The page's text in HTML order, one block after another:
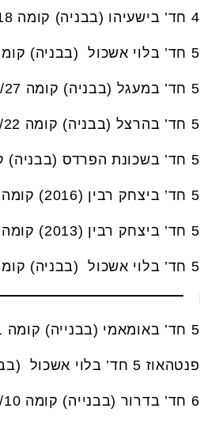
4 חד’ בישעיהו (בבניה) קומה 5/18, 109 מ”ר. נמכרה בכ- 3.31 מליון ₪.
5 חד’ בלוי אשכול (בבניה) קומה 3/13, 119 מ”ר. נמכרה בכ- 4.01 מליון ₪.
5 חד’ במעגל (בבניה) קומה 13/27, 125 מ”ר. נמכרה ב- 3.6 מליון ₪.
5 חד’ בהרצל (בבניה) קומה 18/22, 124 מ”ר. נמכרה ב- 3.7 מליון ₪.
5 חד’ בשכונת הפרדס (בבניה) קומה 3/12, 122 מ”ר. נמכרה בכ- 3.75 מליון ₪.
5 חד’ ביצחק רבין (2016) קומה 4/11, 108 מ”ר, 2 חניות. נמכרה ב- 3.8 מליון ₪.
5 חד’ ביצחק רבין (2013) קומה 8/23, 138מ”ר, 2 חניות. נמכרה בכ- 3.95 מליון ₪.
5 חד’ בלוי אשכול (בבניה) קומה 15/18, 138 מ”ר. נמכרה בכ- 4.01 מליון ₪.
5 חד’ באומאמי (בבנייה) קומה 9/31, 123 מ”ר. נמכרה בכ- 4.11 מליון ₪.
פנטהאוז 5 חד’ בלוי אשכול (בבניה) קומה 18/19, 203 מ”ר. נמכרה בכ- 6.22 מליון ₪.
6 חד’ בדרור (בבנייה) קומה 1/10, 139 מ”ר. נמכרה ב- 4.75 מליון ₪.